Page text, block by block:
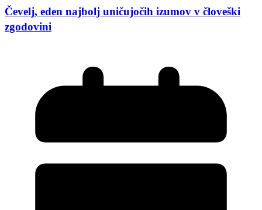
Čevelj, eden najbolj uničujočih izumov v človeški
zgodovini